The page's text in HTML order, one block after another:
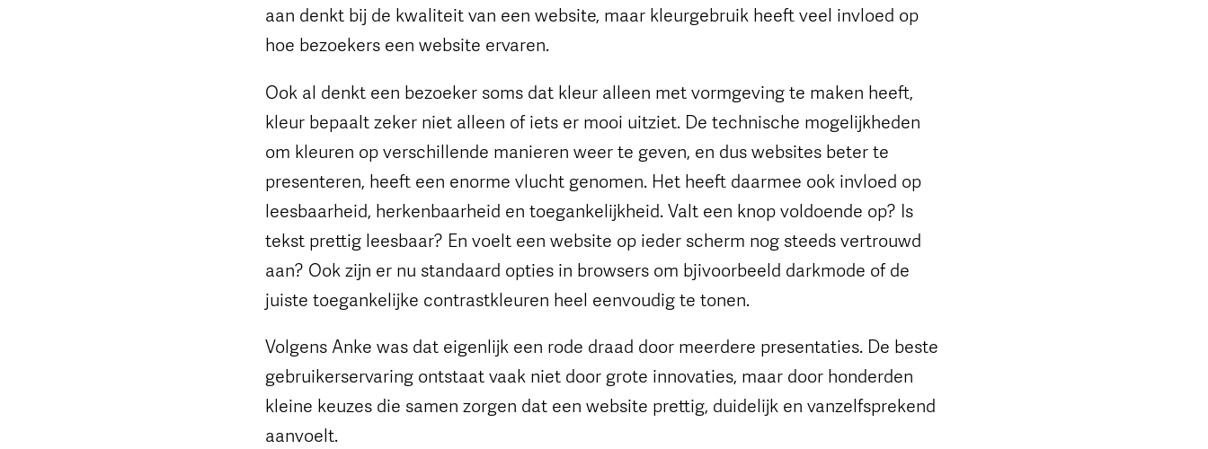
aan denkt bij de kwaliteit van een website, maar kleurgebruik heeft veel invloed op
hoe bezoekers een website ervaren.
Ook al denkt een bezoeker soms dat kleur alleen met vormgeving te maken heeft,
kleur bepaalt zeker niet alleen of iets er mooi uitziet. De technische mogelijkheden
om kleuren op verschillende manieren weer te geven, en dus websites beter te
presenteren, heeft een enorme vlucht genomen. Het heeft daarmee ook invloed op
leesbaarheid, herkenbaarheid en toegankelijkheid. Valt een knop voldoende op? Is
tekst prettig leesbaar? En voelt een website op ieder scherm nog steeds vertrouwd
aan? Ook zijn er nu standaard opties in browsers om bjivoorbeeld darkmode of de
juiste toegankelijke contrastkleuren heel eenvoudig te tonen.
Volgens Anke was dat eigenlijk een rode draad door meerdere presentaties. De beste
gebruikerservaring ontstaat vaak niet door grote innovaties, maar door honderden
kleine keuzes die samen zorgen dat een website prettig, duidelijk en vanzelfsprekend
aanvoelt.